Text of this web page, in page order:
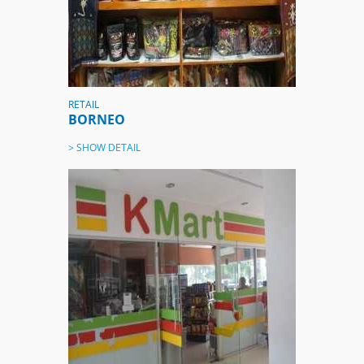
RETAIL
BORNEO
> SHOW DETAIL